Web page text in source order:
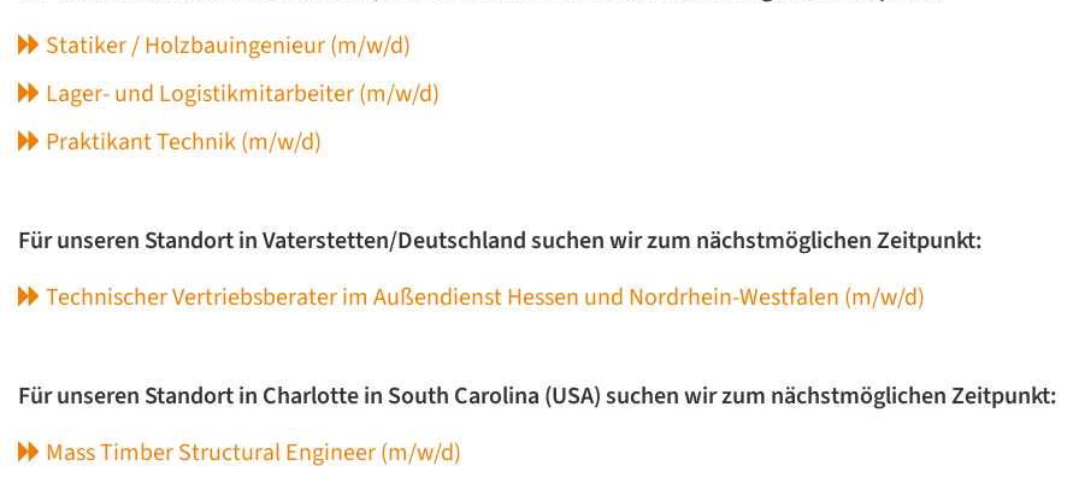
Statiker / Holzbauingenieur (m/w/d)
Lager- und Logistikmitarbeiter (m/w/d)
Praktikant Technik (m/w/d)
Für unseren Standort in Vaterstetten/Deutschland suchen wir zum nächstmöglichen Zeitpunkt:
Technischer Vertriebsberater im Außendienst Hessen und Nordrhein-Westfalen (m/w/d)
Für unseren Standort in Charlotte in South Carolina (USA) suchen wir zum nächstmöglichen Zeitpunkt:
Mass Timber Structural Engineer (m/w/d)